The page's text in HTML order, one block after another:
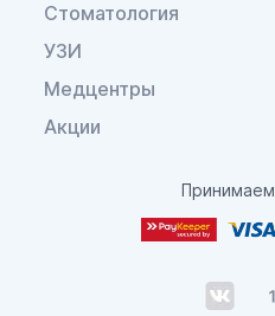
Стоматология
УЗИ
Медцентры
Акции